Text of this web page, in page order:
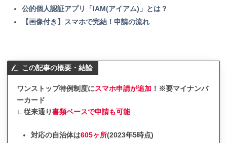
公的個人認証アプリ「IAM(アイアム)」とは？
【画像付き】スマホで完結！申請の流れ
この記事の概要・結論
ワンストップ特例制度にスマホ申請が追加！ ※要マイナンバ
ーカード
∟ 従来通り書類ベースで申請も可能
対応の自治体は605ヶ所(2023年5時点)